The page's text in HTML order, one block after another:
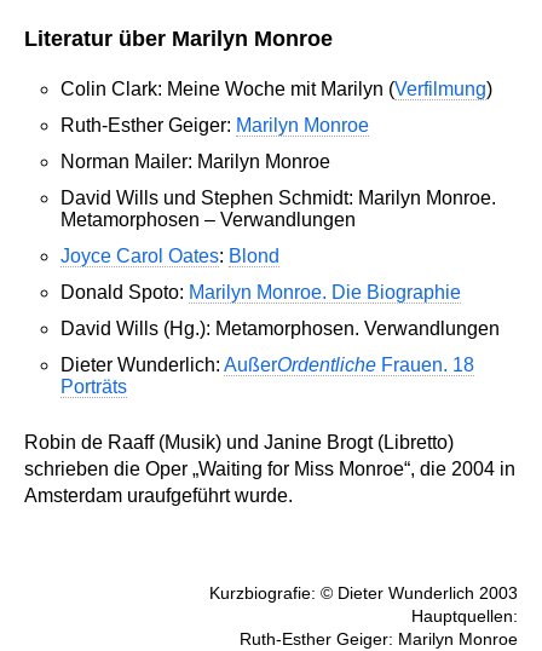
Literatur über Marilyn Monroe
Colin Clark: Meine Woche mit Marilyn (Verfilmung)
Ruth-Esther Geiger: Marilyn Monroe
Norman Mailer: Marilyn Monroe
David Wills und Stephen Schmidt: Marilyn Monroe.
Metamorphosen – Verwandlungen
Joyce Carol Oates: Blond
Donald Spoto: Marilyn Monroe. Die Biographie
David Wills (Hg.): Metamorphosen. Verwandlungen
Dieter Wunderlich: AußerOrdentliche Frauen. 18
Porträts
Robin de Raaff (Musik) und Janine Brogt (Libretto)
schrieben die Oper „Waiting for Miss Monroe“, die 2004 in
Amsterdam uraufgeführt wurde.
Kurzbiografie: © Dieter Wunderlich 2003
Hauptquellen:
Ruth-Esther Geiger: Marilyn Monroe